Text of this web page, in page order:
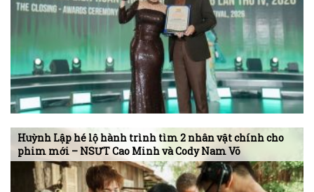
Huỳnh Lập hé lộ hành trình tìm 2 nhân vật chính cho
phim mới – NSƯT Cao Minh và Cody Nam Võ